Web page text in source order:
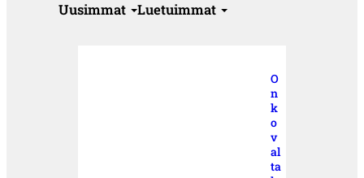
Uusimmat Luetuimmat
O
n
k
o
v
al
ta